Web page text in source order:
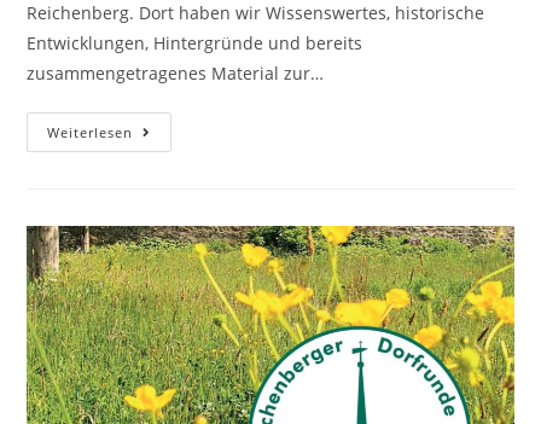
Reichenberg. Dort haben wir Wissenswertes, historische
Entwicklungen, Hintergründe und bereits
zusammengetragenes Material zur…
Weiterlesen Neu
Auf
Reichenberger
Ortschronik
–
Und
Du
Kannst
Mitwirken!